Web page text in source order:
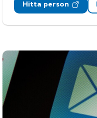
Hitta person